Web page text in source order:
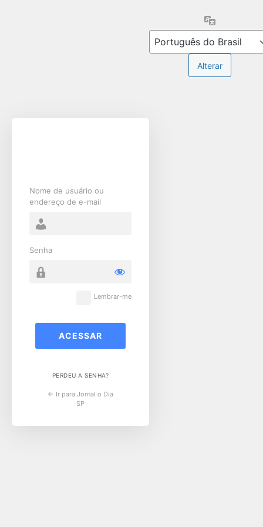
Nome de usuário ou
endereço de e-mail
Senha
Lembrar-me
PERDEU A SENHA?
← Ir para Jornal o Dia
SP
Idioma